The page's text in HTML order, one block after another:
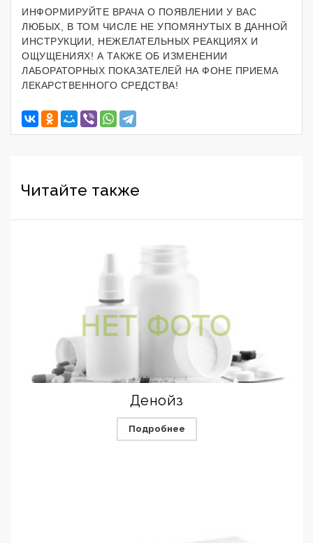
ИНФОРМИРУЙТЕ ВРАЧА О ПОЯВЛЕНИИ У ВАС
ЛЮБЫХ, В ТОМ ЧИСЛЕ НЕ УПОМЯНУТЫХ В ДАННОЙ
ИНСТРУКЦИИ, НЕЖЕЛАТЕЛЬНЫХ РЕАКЦИЯХ И
ОЩУЩЕНИЯХ! А ТАКЖЕ ОБ ИЗМЕНЕНИИ
ЛАБОРАТОРНЫХ ПОКАЗАТЕЛЕЙ НА ФОНЕ ПРИЕМА
ЛЕКАРСТВЕННОГО СРЕДСТВА!
Читайте также
Денойз
Подробнее